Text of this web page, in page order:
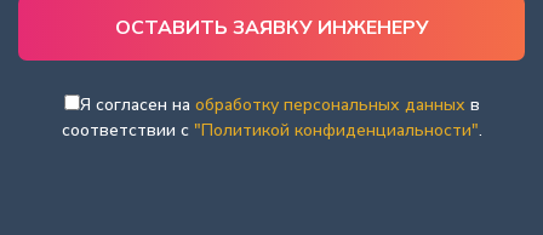
Я согласен на обработку персональных данных в
соответствии с "Политикой конфиденциальности".